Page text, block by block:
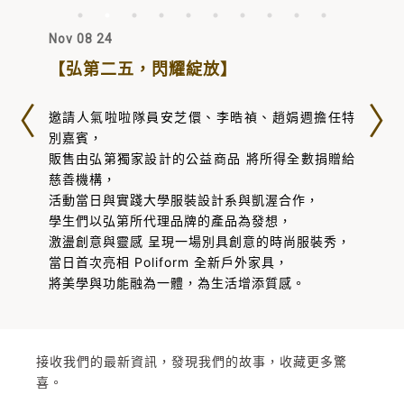
Nov 08 24
【弘第二五，閃耀綻放】
邀請人氣啦啦隊員安芝儇 、李晧禎 、趙娟週擔任特
別嘉賓，
販售由弘第獨家設計的公益商品 將所得全數捐贈給
慈善機構，
活動當日與實踐大學服裝設計系與凱渥合作，
學生們以弘第所代理品牌的產品為發想，
激盪創意與靈感 呈現一場別具創意的時尚服裝秀，
當日首次亮相 Poliform 全新戶外家具，
將美學與功能融為一體，為生活增添質感。
接收我們的最新資訊，發現我們的故事，收藏更多驚
喜。